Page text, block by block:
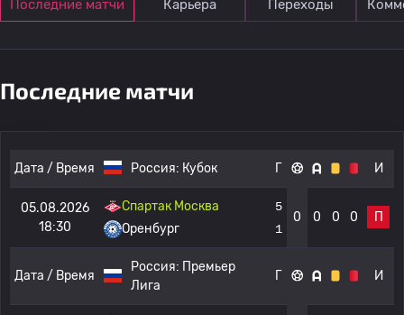
Последние матчи Карьера Переходы
Последние матчи
Дата / Время Россия: Кубок Г И
05.08.2026
18:30
Спартак Москва
Оренбург
5
1
0 0 0 0 П
Дата / Время
Россия: Премьер
Лига
Г И